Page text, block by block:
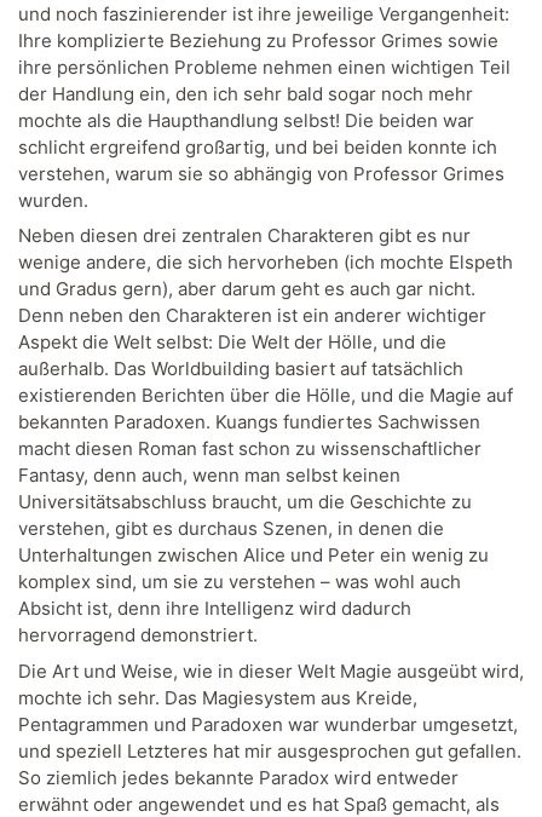
und noch faszinierender ist ihre jeweilige Vergangenheit:
Ihre komplizierte Beziehung zu Professor Grimes sowie
ihre persönlichen Probleme nehmen einen wichtigen Teil
der Handlung ein, den ich sehr bald sogar noch mehr
mochte als die Haupthandlung selbst! Die beiden war
schlicht ergreifend großartig, und bei beiden konnte ich
verstehen, warum sie so abhängig von Professor Grimes
wurden.
Neben diesen drei zentralen Charakteren gibt es nur
wenige andere, die sich hervorheben (ich mochte Elspeth
und Gradus gern), aber darum geht es auch gar nicht.
Denn neben den Charakteren ist ein anderer wichtiger
Aspekt die Welt selbst: Die Welt der Hölle, und die
außerhalb. Das Worldbuilding basiert auf tatsächlich
existierenden Berichten über die Hölle, und die Magie auf
bekannten Paradoxen. Kuangs fundiertes Sachwissen
macht diesen Roman fast schon zu wissenschaftlicher
Fantasy, denn auch, wenn man selbst keinen
Universitätsabschluss braucht, um die Geschichte zu
verstehen, gibt es durchaus Szenen, in denen die
Unterhaltungen zwischen Alice und Peter ein wenig zu
komplex sind, um sie zu verstehen – was wohl auch
Absicht ist, denn ihre Intelligenz wird dadurch
hervorragend demonstriert.
Die Art und Weise, wie in dieser Welt Magie ausgeübt wird,
mochte ich sehr. Das Magiesystem aus Kreide,
Pentagrammen und Paradoxen war wunderbar umgesetzt,
und speziell Letzteres hat mir ausgesprochen gut gefallen.
So ziemlich jedes bekannte Paradox wird entweder
erwähnt oder angewendet und es hat Spaß gemacht, als